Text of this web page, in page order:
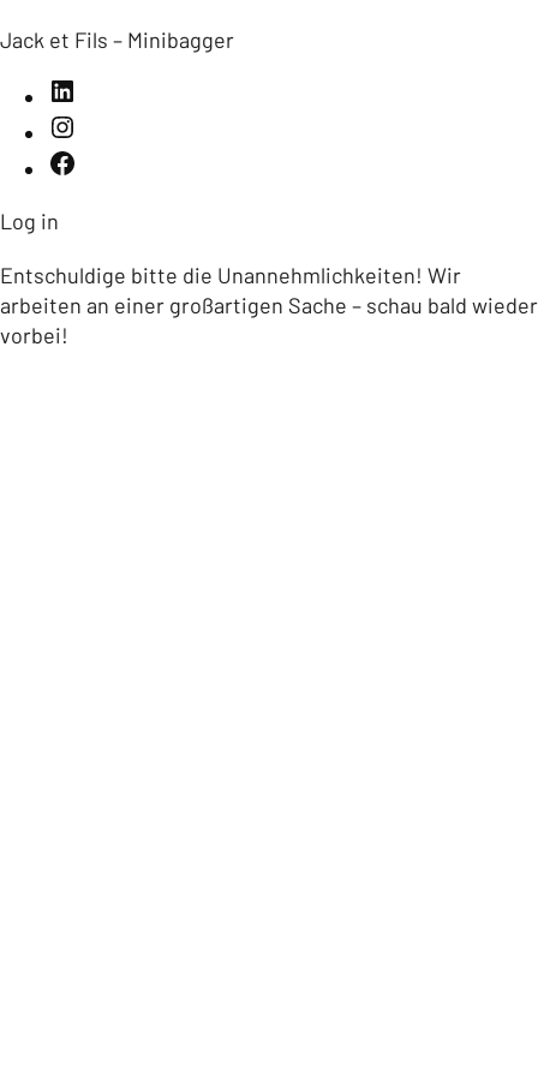
Jack et Fils – Minibagger
Log in
Entschuldige bitte die Unannehmlichkeiten! Wir
arbeiten an einer großartigen Sache – schau bald wieder
vorbei!